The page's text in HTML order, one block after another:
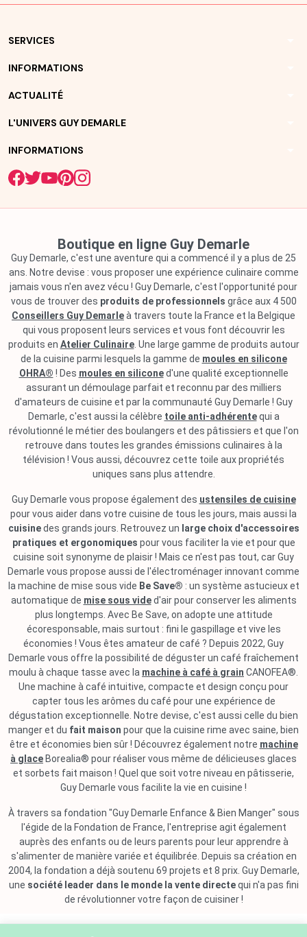
SERVICES
INFORMATIONS
ACTUALITÉ
L'UNIVERS GUY DEMARLE
INFORMATIONS
Boutique en ligne Guy Demarle
Guy Demarle, c'est une aventure qui a commencé il y a plus de 25
ans. Notre devise : vous proposer une expérience culinaire comme
jamais vous n'en avez vécu ! Guy Demarle, c'est l'opportunité pour
vous de trouver des produits de professionnels grâce aux 4 500
Conseillers Guy Demarleà travers toute la France et la Belgique
qui vous proposent leurs services et vous font découvrir les
produits en Atelier Culinaire. Une large gamme de produits autour
de la cuisine parmi lesquels la gamme de moules en silicone
OHRA® ! Des moules en siliconed'une qualité exceptionnelle
assurant un démoulage parfait et reconnu par des milliers
d'amateurs de cuisine et par la communauté Guy Demarle ! Guy
Demarle, c'est aussi la célèbre toile anti-adhérentequi a
révolutionné le métier des boulangers et des pâtissiers et que l'on
retrouve dans toutes les grandes émissions culinaires à la
télévision ! Vous aussi, découvrez cette toile aux propriétés
uniques sans plus attendre.
Guy Demarle vous propose également des ustensiles de cuisine
pour vous aider dans votre cuisine de tous les jours, mais aussi la
cuisinedes grands jours. Retrouvez un large choix d'accessoires
pratiques et ergonomiques pour vous faciliter la vie et pour que
cuisine soit synonyme de plaisir ! Mais ce n'est pas tout, car Guy
Demarle vous propose aussi de l'électroménager innovant comme
la machine de mise sous vide Be Save® : un système astucieux et
automatique de mise sous vided'air pour conserver les aliments
plus longtemps. Avec Be Save, on adopte une attitude
écoresponsable, mais surtout : fini le gaspillage et vive les
économies ! Vous êtes amateur de café ? Depuis 2022, Guy
Demarle vous offre la possibilité de déguster un café fraîchement
moulu à chaque tasse avec la machine à café à grain CANOFEA®.
Une machine à café intuitive, compacte et design conçu pour
capter tous les arômes du café pour une expérience de
dégustation exceptionnelle. Notre devise, c'est aussi celle du bien
manger et du fait maison pour que la cuisine rime avec saine, bien
être et économies bien sûr ! Découvrez également notre machine
à glace Borealia® pour réaliser vous même de délicieuses glaces
et sorbets fait maison ! Quel que soit votre niveau en pâtisserie,
Guy Demarle vous facilite la vie en cuisine !
À travers sa fondation "Guy Demarle Enfance & Bien Manger" sous
l'égide de la Fondation de France, l'entreprise agit également
auprès des enfants ou de leurs parents pour leur apprendre à
s'alimenter de manière variée et équilibrée. Depuis sa création en
2004, la fondation a déjà soutenu 69 projets et 8 prix. Guy Demarle,
une société leader dans le monde la vente directequi n'a pas fini
de révolutionner votre façon de cuisiner !